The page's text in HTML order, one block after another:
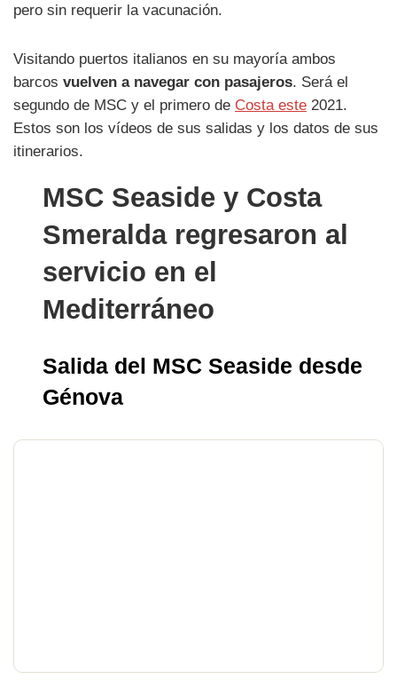
pero sin requerir la vacunación.
Visitando puertos italianos en su mayoría ambos
barcos vuelven a navegar con pasajeros. Será el
segundo de MSC y el primero de Costa este 2021.
Estos son los vídeos de sus salidas y los datos de sus
itinerarios.
MSC Seaside y Costa
Smeralda regresaron al
servicio en el
Mediterráneo
Salida del MSC Seaside desde
Génova